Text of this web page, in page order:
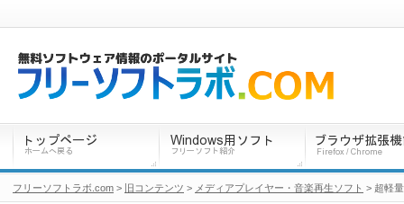
フリーソフトラボ.com > 旧コンテンツ > メディアプレイヤー・音楽再生ソフト > 超軽